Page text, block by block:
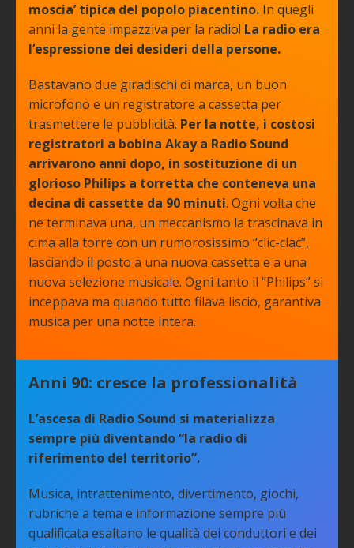
moscia’ tipica del popolo piacentino. In quegli
anni la gente impazziva per la radio! La radio era
l’espressione dei desideri della persone.
Bastavano due giradischi di marca, un buon
microfono e un registratore a cassetta per
trasmettere le pubblicità. Per la notte, i costosi
registratori a bobina Akay a Radio Sound
arrivarono anni dopo, in sostituzione di un
glorioso Philips a torretta che conteneva una
decina di cassette da 90 minuti. Ogni volta che
ne terminava una, un meccanismo la trascinava in
cima alla torre con un rumorosissimo “clic-clac”,
lasciando il posto a una nuova cassetta e a una
nuova selezione musicale. Ogni tanto il “Philips” si
inceppava ma quando tutto filava liscio, garantiva
musica per una notte intera.
Anni 90: cresce la professionalità
L’ascesa di Radio Sound si materializza
sempre più diventando “la radio di
riferimento del territorio”.
Musica, intrattenimento, divertimento, giochi,
rubriche a tema e informazione sempre più
qualificata esaltano le qualità dei conduttori e dei